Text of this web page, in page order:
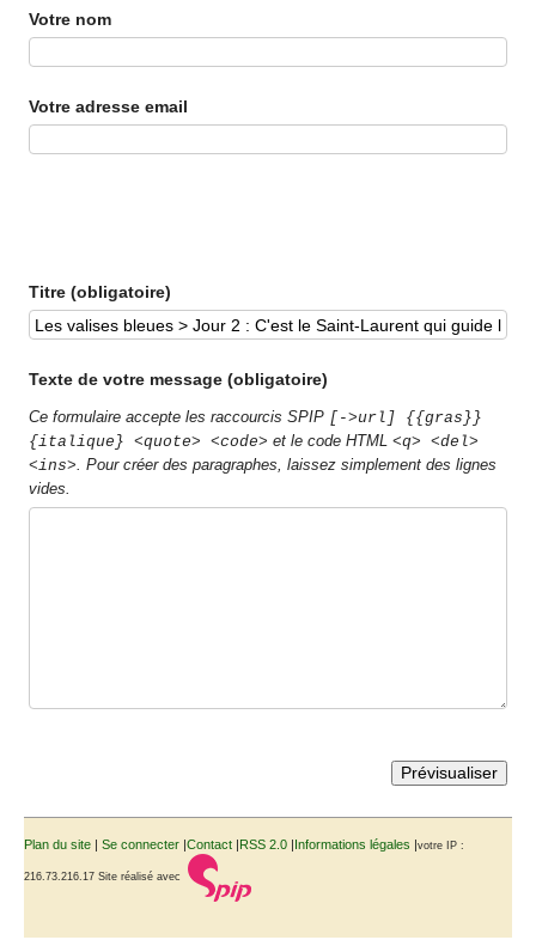
Votre nom
Votre adresse email
Titre (obligatoire)
Texte de votre message (obligatoire)
Ce formulaire accepte les raccourcis SPIP [->url] {{gras}}
{italique} <quote> <code> et le code HTML<q> <del>
<ins> . Pour créer des paragraphes, laissez simplement des lignes
vides.
Plan du site | Se connecter |Contact |RSS 2.0 |Informations légales |votre IP :
216.73.216.17 Site réalisé avec